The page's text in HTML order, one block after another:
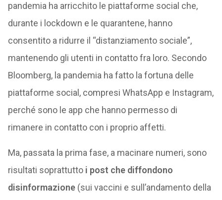
pandemia ha arricchito le piattaforme social che,
durante i lockdown e le quarantene, hanno
consentito a ridurre il “distanziamento sociale”,
mantenendo gli utenti in contatto fra loro. Secondo
Bloomberg, la pandemia ha fatto la fortuna delle
piattaforme social, compresi WhatsApp e Instagram,
perché sono le app che hanno permesso di
rimanere in contatto con i proprio affetti.
Ma, passata la prima fase, a macinare numeri, sono
risultati soprattutto i post che diffondono
disinformazione (sui vaccini e sull’andamento della